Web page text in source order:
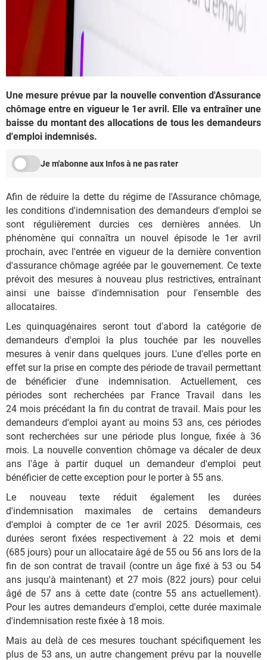
Une mesure prévue par la nouvelle convention d'Assurance
chômage entre en vigueur le 1er avril. Elle va entraîner une
baisse du montant des allocations de tous les demandeurs
d'emploi indemnisés.
Je m'abonne aux Infos à ne pas rater
Afin de réduire la dette du régime de l'Assurance chômage,
les conditions d'indemnisation des demandeurs d'emploi se
sont régulièrement durcies ces dernières années. Un
phénomène qui connaîtra un nouvel épisode le 1er avril
prochain, avec l'entrée en vigueur de la dernière convention
d'assurance chômage agréée par le gouvernement. Ce texte
prévoit des mesures à nouveau plus restrictives, entraînant
ainsi une baisse d'indemnisation pour l'ensemble des
allocataires.
Les quinquagénaires seront tout d'abord la catégorie de
demandeurs d'emploi la plus touchée par les nouvelles
mesures à venir dans quelques jours. L'une d'elles porte en
effet sur la prise en compte des période de travail permettant
de bénéficier d'une indemnisation. Actuellement, ces
périodes sont recherchées par France Travail dans les
24 mois précédant la fin du contrat de travail. Mais pour les
demandeurs d'emploi ayant au moins 53 ans, ces périodes
sont recherchées sur une période plus longue, fixée à 36
mois. La nouvelle convention chômage va décaler de deux
ans l'âge à partir duquel un demandeur d'emploi peut
bénéficier de cette exception pour le porter à 55 ans.
Le nouveau texte réduit également les durées
d'indemnisation maximales de certains demandeurs
d'emploi à compter de ce 1er avril 2025. Désormais, ces
durées seront fixées respectivement à 22 mois et demi
(685 jours) pour un allocataire âgé de 55 ou 56 ans lors de la
fin de son contrat de travail (contre un âge fixé à 53 ou 54
ans jusqu'à maintenant) et 27 mois (822 jours) pour celui
âgé de 57 ans à cette date (contre 55 ans actuellement).
Pour les autres demandeurs d'emploi, cette durée maximale
d'indemnisation reste fixée à 18 mois.
Mais au delà de ces mesures touchant spécifiquement les
plus de 53 ans, un autre changement prévu par la nouvelle